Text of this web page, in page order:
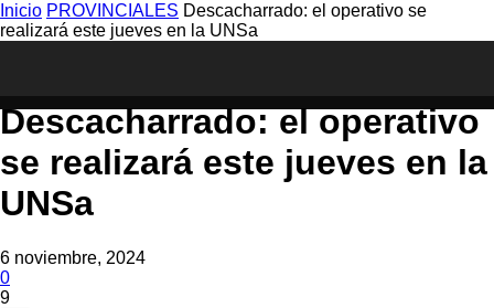
Inicio PROVINCIALES Descacharrado: el operativo se
realizará este jueves en la UNSa
Descacharrado: el operativo
se realizará este jueves en la
UNSa
6 noviembre, 2024
0
9